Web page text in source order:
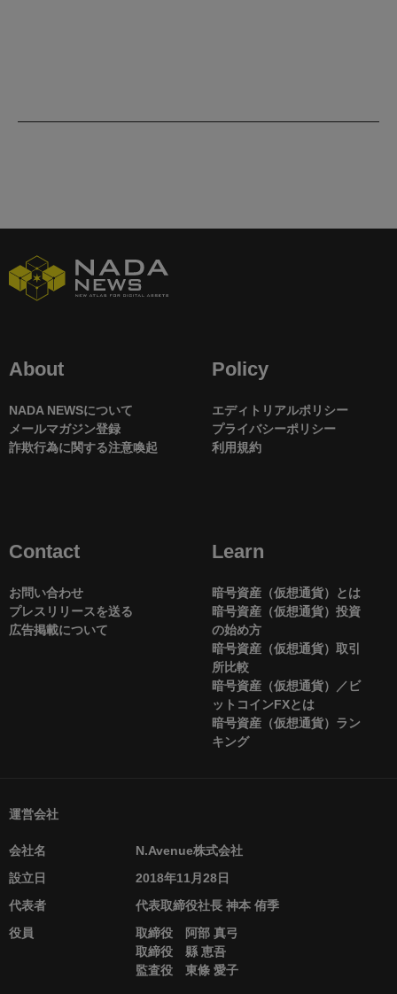
About
NADA NEWSについて
メールマガジン登録
詐欺行為に関する注意喚起
Policy
エディトリアルポリシー
プライバシーポリシー
利用規約
Contact
お問い合わせ
プレスリリースを送る
広告掲載について
Learn
暗号資産（仮想通貨）とは
暗号資産（仮想通貨）投資
の始め方
暗号資産（仮想通貨）取引
所比較
暗号資産（仮想通貨）／ビ
ットコインFXとは
暗号資産（仮想通貨）ラン
キング
運営会社
会社名
N.Avenue株式会社
設立日
2018年11月28日
代表者
代表取締役社長 神本 侑季
役員
取締役 阿部 真弓
取締役 縣 恵吾
監査役 東條 愛子